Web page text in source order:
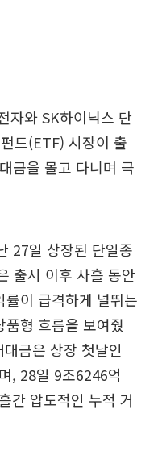
자와 SK하이닉스 단
드(ETF) 시장이 출
금을 몰고 다니며 극
27일 상장된 단일종
출시 이후 사흘 동안
이 급격하게 널뛰는
품형 흐름을 보여줬
금은 상장 첫날인
, 28일 9조6246억
간 압도적인 누적 거